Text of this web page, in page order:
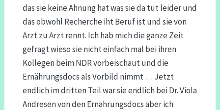
das sie keine Ahnung hat was sie da tut leider und
das obwohl Recherche iht Beruf ist und sie von
Arzt zu Arzt rennt. Ich hab mich die ganze Zeit
gefragt wieso sie nicht einfach mal bei ihren
Kollegen beim NDR vorbeischaut und die
Ernährungsdocs als Vorbild nimmt … Jetzt
endlich im dritten Teil war sie endlich bei Dr. Viola
Andresen von den Ernährungsdocs aber ich